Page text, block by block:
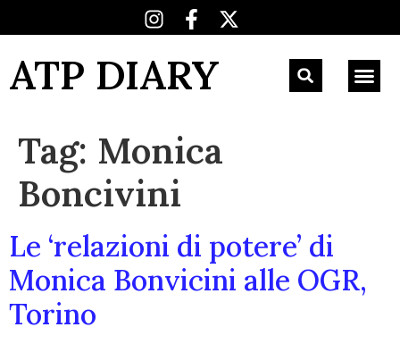
ATP DIARY
Tag: Monica
Boncivini
Le ‘relazioni di potere’ di
Monica Bonvicini alle OGR,
Torino